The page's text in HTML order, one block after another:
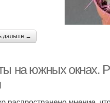
дальше →
на южных окнах.